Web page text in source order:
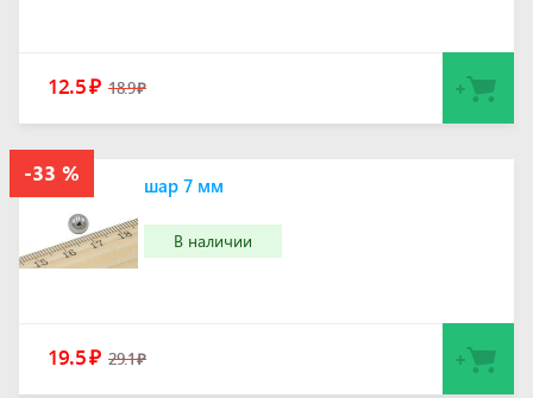
12.5₽ 18.9₽
В наличии
шар 7 мм
19.5₽ 29.1₽